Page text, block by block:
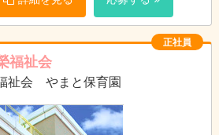
正社員
福祉会
祉会 やまと保育園